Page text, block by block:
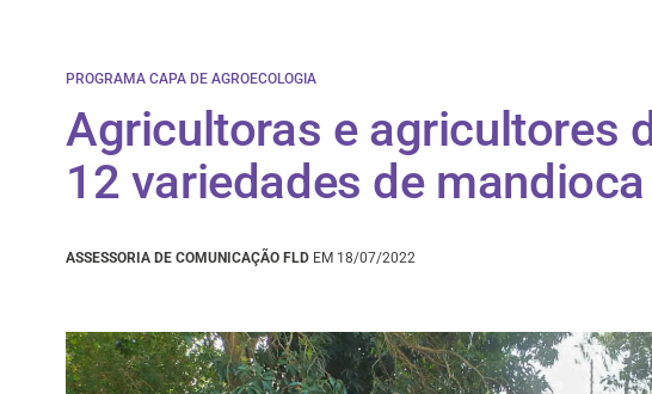
PROGRAMA CAPA DE AGROECOLOGIA
Agricultoras e agricultores
12 variedades de
ASSESSORIA DE COMUNICAÇÃO FLD EM 18/07/2022